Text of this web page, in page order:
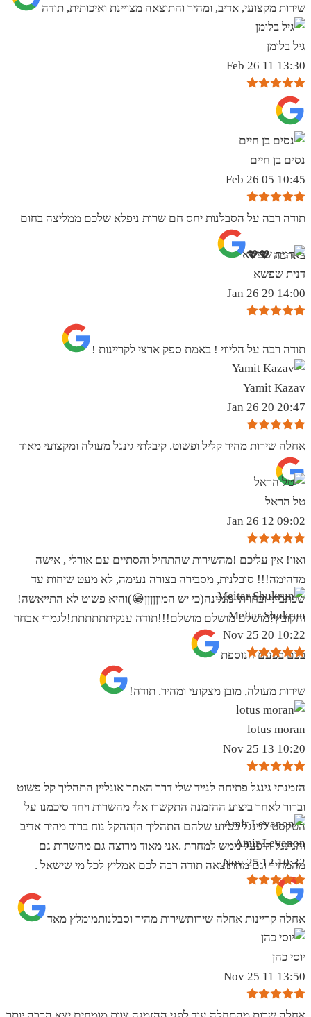
שירות מקצועי, אדיב, ומהיר והתוצאה מצויינת ואיכותית, תודה
גיל בלומן
13:30 11 Feb 26
נסים בן חיים
10:45 05 Feb 26
תודה רבה על הסבלנות יחס חם שרות ניפלא שלכם ממליצה בחום
באהבה 💖💖
דנית שפשא
14:00 29 Jan 26
תודה רבה על הליווי ! באמת ספק ארצי לקריינות !
Yamit Kazav
20:47 20 Jan 26
אחלה שירות מהיר קליל ופשוט. קיבלתי גינגל מעולה ומקצועי מאוד
טל הראל
09:02 12 Jan 26
ואוו! אין עליכם !מהשירות שהתחיל והסתיים עם אורלי , אישה
מדהימה!!! סובלנית, מסבירה בצורה נעימה, לא מעט שיחות עד
שכתבתי ובחרתי מנגינה(כי יש המוןןןןן😁)והיא פשוט לא התייאשה!
והקובץ?מושלם מושלם מושלם!!!תודה ענקיתתתתתת!לגמרי אבחר
בכם בפעם הנוספת
Meitar Shukrun
10:22 20 Nov 25
שירות מעולה, מובן מצקועי ומהיר. תודה!
lotus moran
10:20 13 Nov 25
הזמנתי גינגל פתיחה לנייד שלי דרך האתר אונליין התהליך קל פשוט
וברור לאחר ביצוע ההזמנה התקשרו אלי מהשרות ויחד סיכמנו על
הטקסט לגינגל בסיוע שלהם התהליך הןההקל נוח ברור מהיר אדיב
והגינגל הופעל ממש למחרת .אני מאוד מרוצה גם מהשרות גם
מהמחיר וגם מהתוצאה תודה רבה לכם אמליץ לכל מי שישאל .
Amir Levanon
10:32 12 Nov 25
אחלה קריינות אחלה שירותשירות מהיר וסבלנותמומלץ מאד
יוסי כהן
13:50 11 Nov 25